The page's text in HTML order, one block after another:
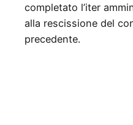
completato l’iter
alla rescissione del
precedente.